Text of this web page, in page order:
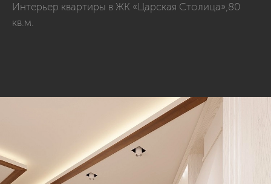
Интерьер квартиры в ЖК «Царская Столица»,80
кв.м.